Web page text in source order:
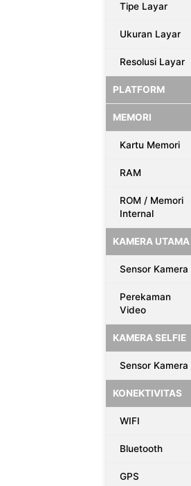
Tipe Layar
Ukuran Layar
Resolusi Layar
PLATFORM
MEMORI
Kartu Memori
RAM
ROM / Memori
Internal
KAMERA UTAMA
Sensor Kamera
Perekaman
Video
KAMERA SELFIE
Sensor Kamera
KONEKTIVITAS
WIFI
Bluetooth
GPS